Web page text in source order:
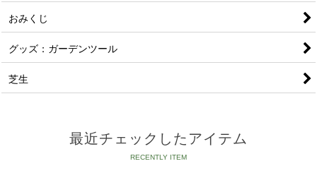
おみくじ
グッズ：ガーデンツール
芝生
最近チェックしたアイテム